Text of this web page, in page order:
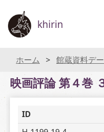
khirin
ホーム 館蔵資料デ
映画評論 第４巻
ID